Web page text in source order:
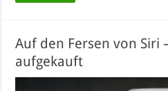
Auf den Fersen von Siri
aufgekauft